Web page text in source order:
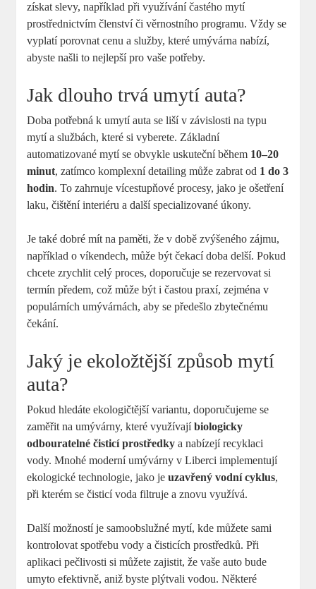
získat slevy, například při využívání častého mytí
prostřednictvím členství či věrnostního programu. Vždy se
vyplatí porovnat cenu a služby, které umývárna nabízí,
abyste našli to nejlepší pro vaše potřeby.
Jak dlouho trvá umytí auta?
Doba potřebná k umytí auta se liší v závislosti na typu
mytí a službách, které si vyberete. Základní
automatizované mytí se obvykle uskuteční během 10–20
minut, zatímco komplexní detailing může zabrat od 1 do 3
hodin. To zahrnuje vícestupňové procesy, jako je ošetření
laku, čištění interiéru a další specializované úkony.
Je také dobré mít na paměti, že v době zvýšeného zájmu,
například o víkendech, může být čekací doba delší. Pokud
chcete zrychlit celý proces, doporučuje se rezervovat si
termín předem, což může být i častou praxí, zejména v
populárních umývárnách, aby se předešlo zbytečnému
čekání.
Jaký je ekoložtější způsob mytí
auta?
Pokud hledáte ekologičtější variantu, doporučujeme se
zaměřit na umývárny, které využívajíbiologicky
odbouratelné čisticí prostředky a nabízejí recyklaci
vody. Mnohé moderní umývárny v Liberci implementují
ekologické technologie, jako jeuzavřený vodní cyklus,
při kterém se čisticí voda filtruje a znovu využívá.
Další možností je samoobslužné mytí, kde můžete sami
kontrolovat spotřebu vody a čisticích prostředků. Při
aplikaci pečlivosti si můžete zajistit, že vaše auto bude
umyto efektivně, aniž byste plýtvali vodou. Některé